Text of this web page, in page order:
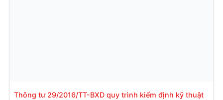
Thông tư 29/2016/TT-BXD quy trình kiểm định kỹ thuật